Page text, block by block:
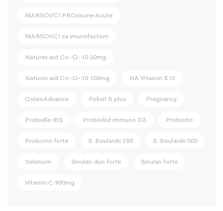
MARSOVCI PROimune Acute
MARSOVCI sa imunefectom
Natures aid Co-Q-10 30mg
Natures aid Co-Q-10 100mg NA Vitamin B12
OsteoAdvance Polivit B plus Pregnancy
Probielle IBS Probiokid immuno D3 Probiotic
Probiotic forte S. Boulardii 250 S. Boulardii 500
Selenium Sinulan duo forte Sinulan forte
Vitamin C 900mg